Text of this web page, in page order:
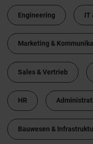
Engineering IT
Marketing &
Sales & Vertrieb
HR
Bauwesen &